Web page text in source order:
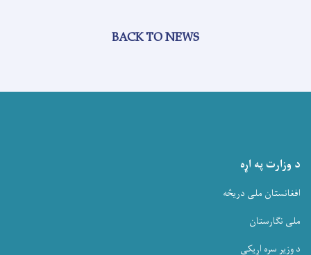
BACK TO NEWS
د وزارت په اړه
افغانستان ملی دریڅه
ملی نگارستان
د وزیر سره اړیکې